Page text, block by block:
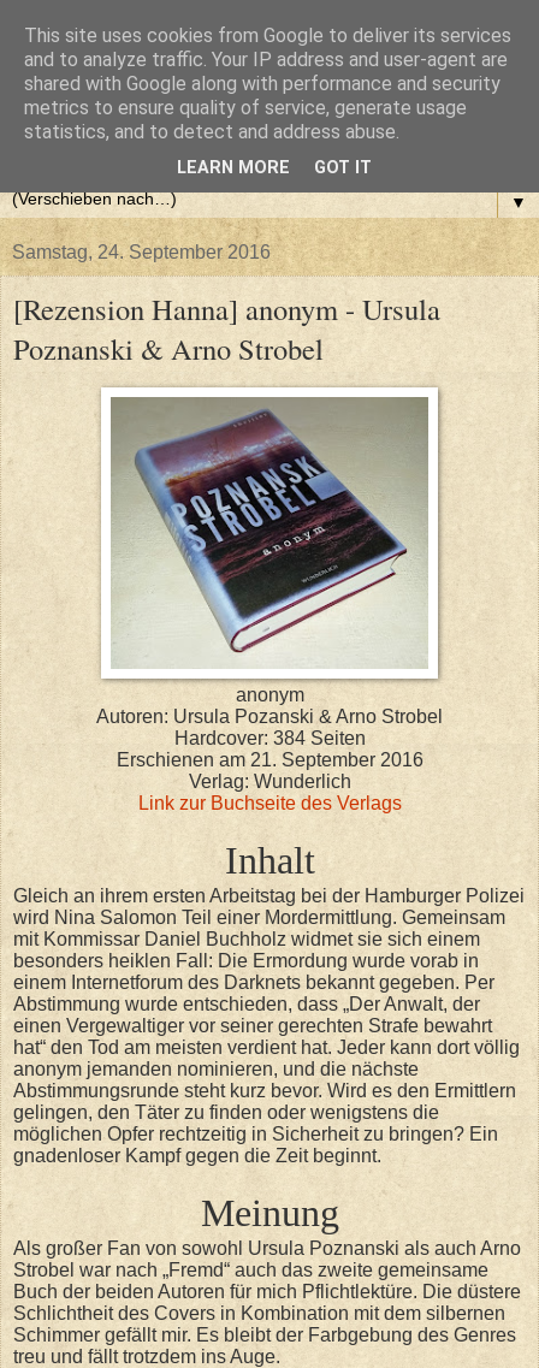
▼
Samstag, 24. September 2016
[Rezension Hanna] anonym - Ursula
Poznanski & Arno Strobel
anonym
Autoren: Ursula Pozanski & Arno Strobel
Hardcover: 384 Seiten
Erschienen am 21. September 2016
Verlag: Wunderlich
Link zur Buchseite des Verlags
Inhalt
Gleich an ihrem ersten Arbeitstag bei der Hamburger Polizei
wird Nina Salomon Teil einer Mordermittlung. Gemeinsam
mit Kommissar Daniel Buchholz widmet sie sich einem
besonders heiklen Fall: Die Ermordung wurde vorab in
einem Internetforum des Darknets bekannt gegeben. Per
Abstimmung wurde entschieden, dass „Der Anwalt, der
einen Vergewaltiger vor seiner gerechten Strafe bewahrt
hat“ den Tod am meisten verdient hat. Jeder kann dort völlig
anonym jemanden nominieren, und die nächste
Abstimmungsrunde steht kurz bevor. Wird es den Ermittlern
gelingen, den Täter zu finden oder wenigstens die
möglichen Opfer rechtzeitig in Sicherheit zu bringen? Ein
gnadenloser Kampf gegen die Zeit beginnt.
Meinung
Als großer Fan von sowohl Ursula Poznanski als auch Arno
Strobel war nach „Fremd“ auch das zweite gemeinsame
Buch der beiden Autoren für mich Pflichtlektüre. Die düstere
Schlichtheit des Covers in Kombination mit dem silbernen
Schimmer gefällt mir. Es bleibt der Farbgebung des Genres
treu und fällt trotzdem ins Auge.
This site uses cookies from Google to deliver its services
and to analyze traffic. Your IP address and user-agent are
shared with Google along with performance and security
metrics to ensure quality of service, generate usage
statistics, and to detect and address abuse.
LEARN MORE GOT IT